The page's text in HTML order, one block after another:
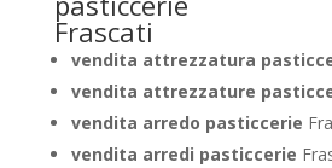
vendita attrezzatura
vendita attrezzature
vendita arredo pasticcerie
vendita arredi pasticcerie